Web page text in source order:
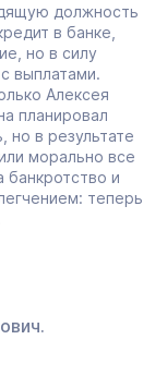
должность
в банке,
но в силу
выплатами.
Алексея
планировал
но в результате
морально все
банкротство и
теперь